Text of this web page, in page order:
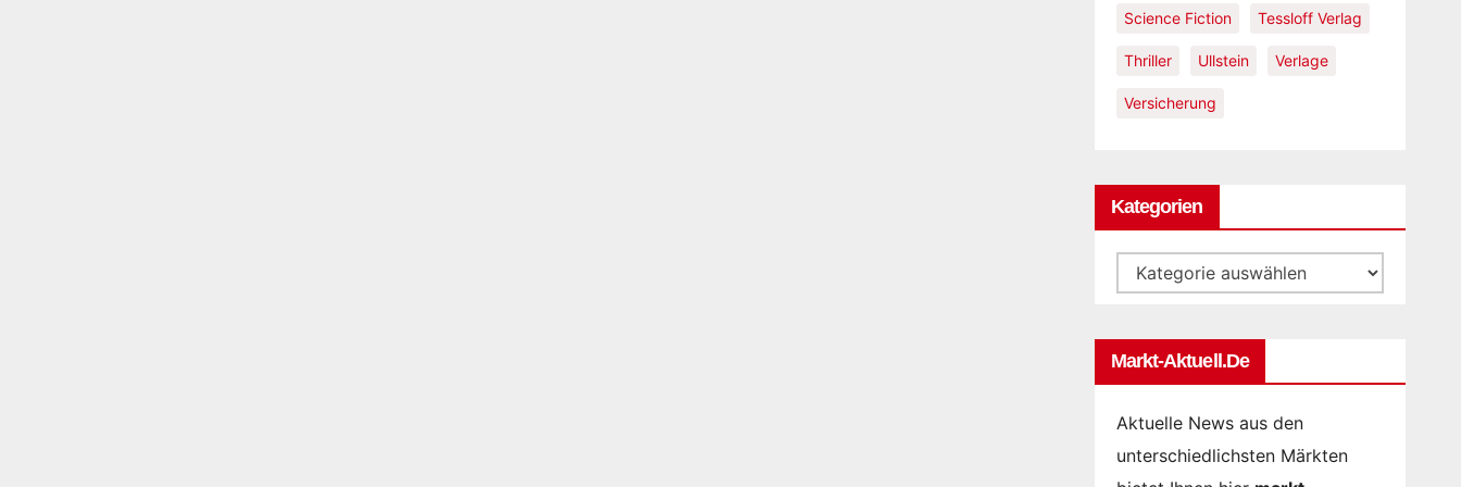
Science Fiction Tessloff Verlag
Thriller Ullstein Verlage
Versicherung
Kategorien
Kategorien
Markt-Aktuell.de
Aktuelle News aus den
unterschiedlichsten Märkten